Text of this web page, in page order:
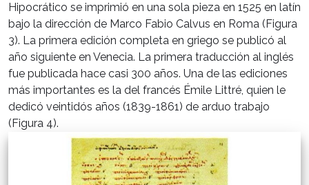
Hipocrático se imprimió en una sola pieza en 1525 en latín
bajo la dirección de Marco Fabio Calvus en Roma (Figura
3). La primera edición completa en griego se publicó al
año siguiente en Venecia. La primera traducción al inglés
fue publicada hace casi 300 años. Una de las ediciones
más importantes es la del francés Émile Littré, quien le
dedicó veintidós años (1839-1861) de arduo trabajo
(Figura 4).